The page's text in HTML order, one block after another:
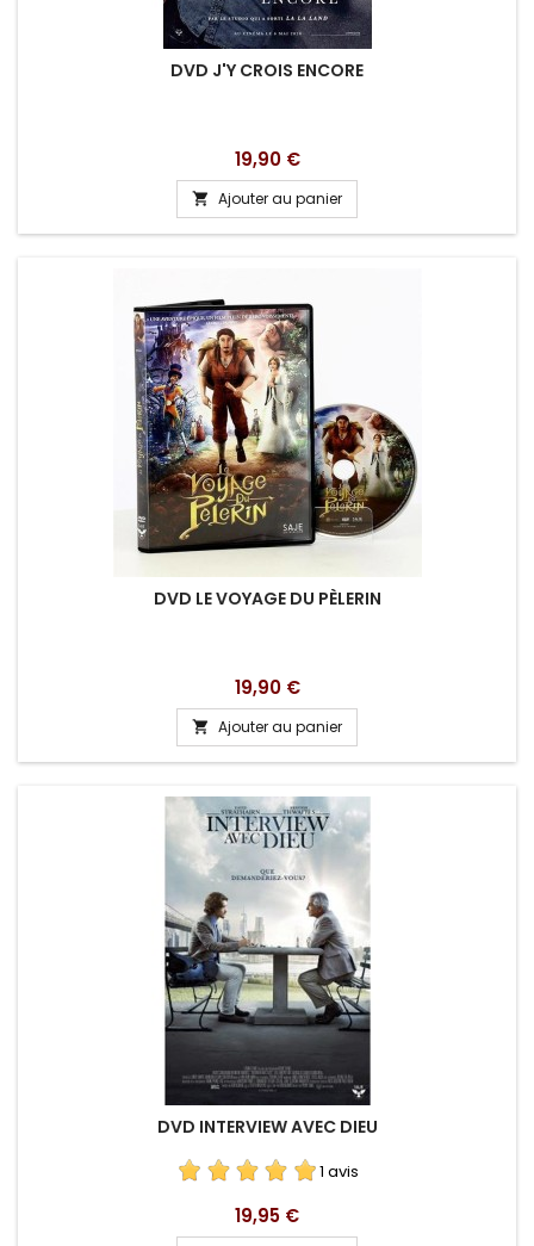
DVD J'Y CROIS ENCORE
Prix
19,90 €
 Ajouter au panier
DVD LE VOYAGE DU PÈLERIN
Prix
19,90 €
 Ajouter au panier
DVD INTERVIEW AVEC DIEU
1 avis
Prix
19,95 €